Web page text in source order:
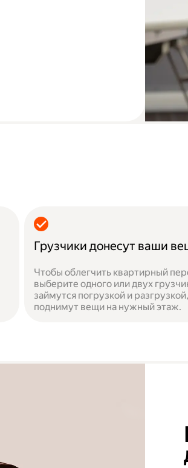
Грузчики донесут ваши
Чтобы облегчить квартирный
выберите одного или двух
займутся погрузкой и
поднимут вещи на нужный этаж.